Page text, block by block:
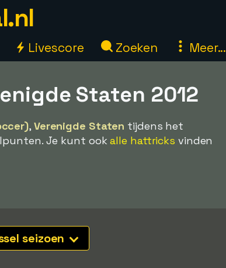
Livescore Zoeken Meer...
Staten 2012
, Verenigde Staten tijdens het
Je kunt ookalle hattricks vinden
seizoen